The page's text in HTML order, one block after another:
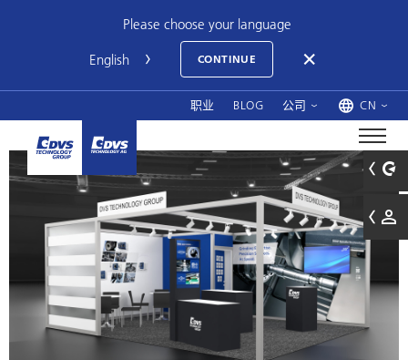
Please choose your language
CONTINUE
职业 BLOG 公司 CN